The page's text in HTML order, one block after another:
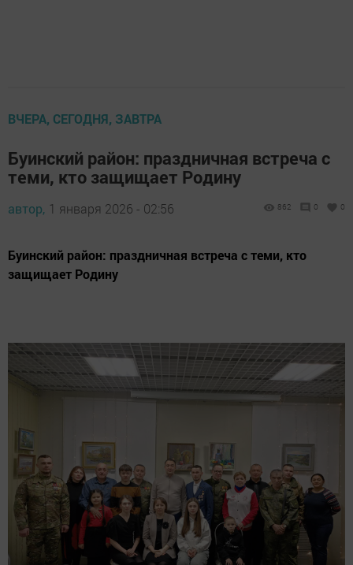
ВЧЕРА, СЕГОДНЯ, ЗАВТРА
Буинский район: праздничная встреча с
теми, кто защищает Родину
автор, 1 января 2026 - 02:56 862 0 0
Буинский район: праздничная встреча с теми, кто
защищает Родину